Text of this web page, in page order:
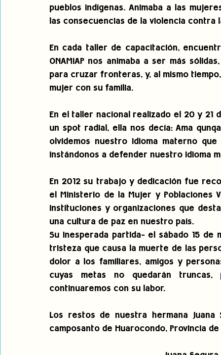
pueblos indígenas. Animaba a las
las consecuencias de la violencia contra
En cada taller de capacitación,
ONAMIAP nos animaba a ser más
para cruzar fronteras, y, al mismo
mujer con su familia.
En el taller nacional realizado el 20 y
un spot radial, ella nos decía: Ama
olvidemos nuestro idioma materno
instándonos a defender nuestro idioma
En 2012 su trabajo y dedicación fue
el Ministerio de la Mujer y Poblaciones
instituciones y organizaciones que
una cultura de paz en nuestro país.
Su inesperada partida- el sábado 15
tristeza que causa la muerte de las
dolor a los familiares, amigos y
cuyas metas no quedarán truncas,
continuaremos con su labor.
Los restos de nuestra hermana
camposanto de Huarocondo, Provincia